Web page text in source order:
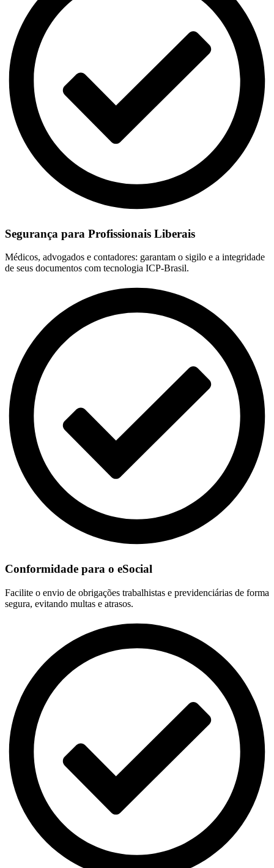
Segurança para Profissionais Liberais
Médicos, advogados e contadores: garantam o sigilo e a integridade
de seus documentos com tecnologia ICP-Brasil.
Conformidade para o eSocial
Facilite o envio de obrigações trabalhistas e previdenciárias de forma
segura, evitando multas e atrasos.